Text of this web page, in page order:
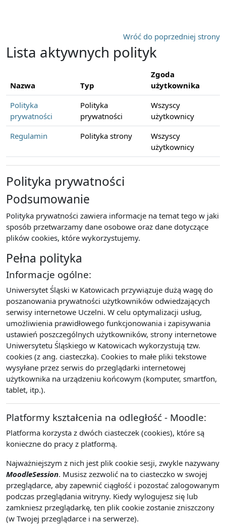
Wróć do poprzedniej strony
Lista aktywnych polityk
Nazwa Typ
Zgoda
użytkownika
Polityka
prywatności
Polityka
prywatności
Wszyscy
użytkownicy
Regulamin
Polityka strony
Wszyscy
użytkownicy
Polityka prywatności
Podsumowanie
Polityka prywatności zawiera informacje na temat tego w jaki
sposób przetwarzamy dane osobowe oraz dane dotyczące
plików cookies, które wykorzystujemy.
Pełna polityka
Informacje ogólne:
Uniwersytet Śląski w Katowicach przywiązuje dużą wagę do
poszanowania prywatności użytkowników odwiedzających
serwisy internetowe Uczelni. W celu optymalizacji usług,
umożliwienia prawidłowego funkcjonowania i zapisywania
ustawień poszczególnych użytkowników, strony internetowe
Uniwersytetu Śląskiego w Katowicach wykorzystują tzw.
cookies (z ang. ciasteczka). Cookies to małe pliki tekstowe
wysyłane przez serwis do przeglądarki internetowej
użytkownika na urządzeniu końcowym (komputer, smartfon,
tablet, itp.).
Platformy kształcenia na odległość - Moodle:
Platforma korzysta z dwóch ciasteczek (cookies), które są
konieczne do pracy z platformą.
Najważniejszym z nich jest plik cookie sesji, zwykle nazywany
MoodleSession. Musisz zezwolić na to ciasteczko w swojej
przeglądarce, aby zapewnić ciągłość i pozostać zalogowanym
podczas przeglądania witryny. Kiedy wylogujesz się lub
zamkniesz przeglądarkę, ten plik cookie zostanie zniszczony
(w Twojej przeglądarce i na serwerze).